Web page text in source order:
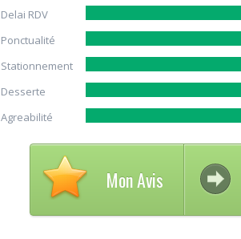
Delai RDV
Ponctualité
Stationnement
Desserte
Agreabilité
Mon Avis
30
Jul
maxillo-
sagesse extraites
...lire plus